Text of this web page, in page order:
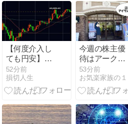
【何度介入し
ても円安】
2026年8月7日
(金)の株価推
移(5分足チャ
52分前
損切人生
今週の株主優
待はアーク
ス！飯田ＧＨ
Ｄの株主優待
で江の島アイ
動画はお休み
します！
53分前